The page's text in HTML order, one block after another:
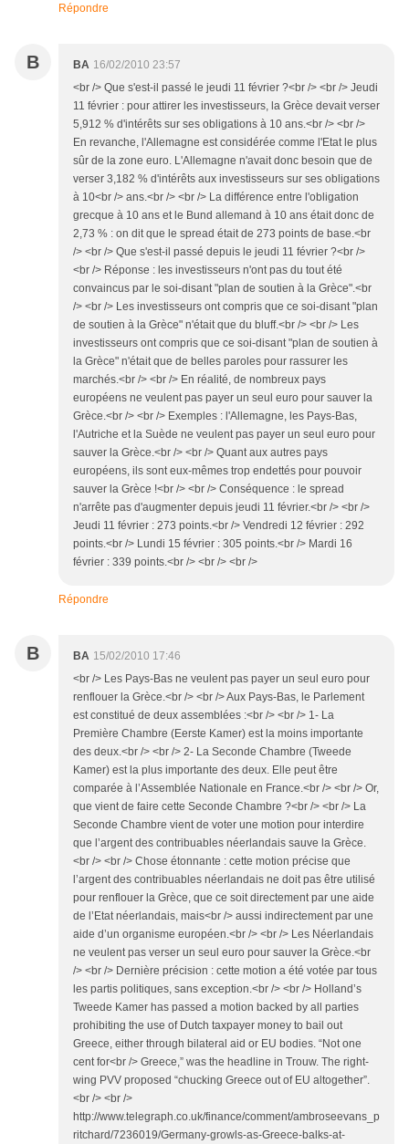
Répondre
B BA 16/02/2010 23:57
<br /> Que s'est-il passé le jeudi 11 février ?<br /> <br /> Jeudi
11 février : pour attirer les investisseurs, la Grèce devait verser
5,912 % d'intérêts sur ses obligations à 10 ans.<br /> <br />
En revanche, l'Allemagne est considérée comme l'Etat le plus
sûr de la zone euro. L'Allemagne n'avait donc besoin que de
verser 3,182 % d'intérêts aux investisseurs sur ses obligations
à 10<br /> ans.<br /> <br /> La différence entre l'obligation
grecque à 10 ans et le Bund allemand à 10 ans était donc de
2,73 % : on dit que le spread était de 273 points de base.<br
/> <br /> Que s'est-il passé depuis le jeudi 11 février ?<br />
<br /> Réponse : les investisseurs n'ont pas du tout été
convaincus par le soi-disant "plan de soutien à la Grèce".<br
/> <br /> Les investisseurs ont compris que ce soi-disant "plan
de soutien à la Grèce" n'était que du bluff.<br /> <br /> Les
investisseurs ont compris que ce soi-disant "plan de soutien à
la Grèce" n'était que de belles paroles pour rassurer les
marchés.<br /> <br /> En réalité, de nombreux pays
européens ne veulent pas payer un seul euro pour sauver la
Grèce.<br /> <br /> Exemples : l'Allemagne, les Pays-Bas,
l'Autriche et la Suède ne veulent pas payer un seul euro pour
sauver la Grèce.<br /> <br /> Quant aux autres pays
européens, ils sont eux-mêmes trop endettés pour pouvoir
sauver la Grèce !<br /> <br /> Conséquence : le spread
n'arrête pas d'augmenter depuis jeudi 11 février.<br /> <br />
Jeudi 11 février : 273 points.<br /> Vendredi 12 février : 292
points.<br /> Lundi 15 février : 305 points.<br /> Mardi 16
février : 339 points.<br /> <br /> <br />
Répondre
B BA 15/02/2010 17:46
<br /> Les Pays-Bas ne veulent pas payer un seul euro pour
renflouer la Grèce.<br /> <br /> Aux Pays-Bas, le Parlement
est constitué de deux assemblées :<br /> <br /> 1- La
Première Chambre (Eerste Kamer) est la moins importante
des deux.<br /> <br /> 2- La Seconde Chambre (Tweede
Kamer) est la plus importante des deux. Elle peut être
comparée à l’Assemblée Nationale en France.<br /> <br /> Or,
que vient de faire cette Seconde Chambre ?<br /> <br /> La
Seconde Chambre vient de voter une motion pour interdire
que l’argent des contribuables néerlandais sauve la Grèce.
<br /> <br /> Chose étonnante : cette motion précise que
l’argent des contribuables néerlandais ne doit pas être utilisé
pour renflouer la Grèce, que ce soit directement par une aide
de l’Etat néerlandais, mais<br /> aussi indirectement par une
aide d’un organisme européen.<br /> <br /> Les Néerlandais
ne veulent pas verser un seul euro pour sauver la Grèce.<br
/> <br /> Dernière précision : cette motion a été votée par tous
les partis politiques, sans exception.<br /> <br /> Holland’s
Tweede Kamer has passed a motion backed by all parties
prohibiting the use of Dutch taxpayer money to bail out
Greece, either through bilateral aid or EU bodies. “Not one
cent for<br /> Greece,” was the headline in Trouw. The right-
wing PVV proposed “chucking Greece out of EU altogether”.
<br /> <br />
http://www.telegraph.co.uk/finance/comment/ambroseevans_p
ritchard/7236019/Germany-growls-as-Greece-balks-at-